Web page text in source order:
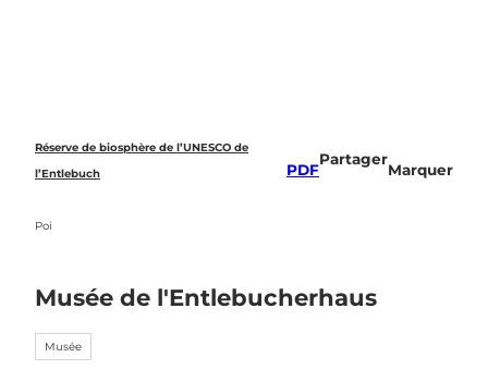
Réserve de biosphère de l’UNESCO de
l’Entlebuch
Poi
PDF
Partager
Marquer
Musée de l'Entlebucherhaus
Musée